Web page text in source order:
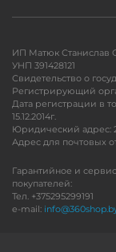
ИП Матюк Станислав
УНП 391428121
Свидетельство о
Регистрирующий
Дата регистрации в
15.12.2014г.
Юридический адрес:
Адрес для почтовых
Гарантийное и
покупателей:
Тел. +375295299191
e-mail: